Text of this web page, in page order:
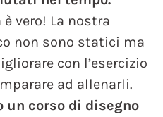
vero! La nostra
non sono statici ma
con l’esercizio
ad allenarli.
un corso di disegno